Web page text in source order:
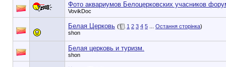
Фото аквариумов Белоцерковских учасников
VovikDoc
Белая Церковь ( 1 2 3 4 5 Остання сторінка)
shon
Белая церковь и туризм.
shon